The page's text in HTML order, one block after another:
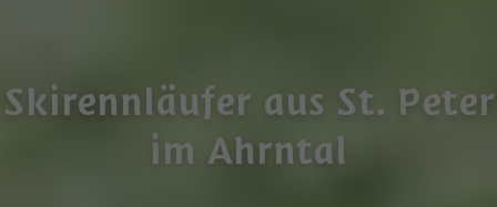
Skirennläufer aus St. Peter
im Ahrntal